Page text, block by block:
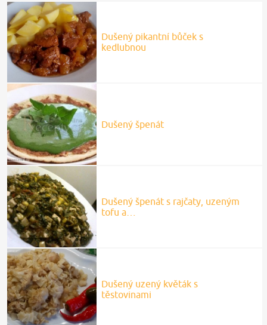
Dušený pikantní bůček s
kedlubnou
Dušený špenát
Dušený špenát s rajčaty, uzeným
tofu a…
Dušený uzený květák s
těstovinami